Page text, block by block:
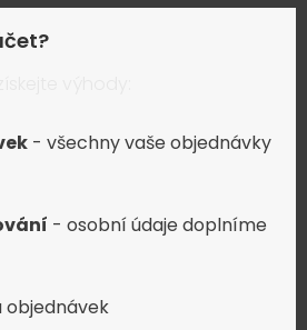
- všechny vaše objednávky
- osobní údaje doplníme
objednávek